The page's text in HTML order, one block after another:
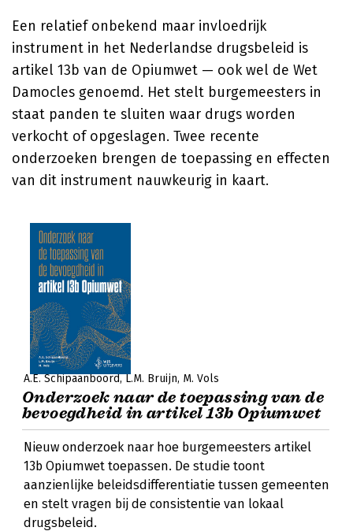
Een relatief onbekend maar invloedrijk
instrument in het Nederlandse drugsbeleid is
artikel 13b van de Opiumwet — ook wel de Wet
Damocles genoemd. Het stelt burgemeesters in
staat panden te sluiten waar drugs worden
verkocht of opgeslagen. Twee recente
onderzoeken brengen de toepassing en effecten
van dit instrument nauwkeurig in kaart.
A.E. Schipaanboord L.M. Bruijn M. Vols
Onderzoek naar de toepassing van de
bevoegdheid in artikel 13b Opiumwet
Nieuw onderzoek naar hoe burgemeesters artikel
13b Opiumwet toepassen. De studie toont
aanzienlijke beleidsdifferentiatie tussen gemeenten
en stelt vragen bij de consistentie van lokaal
drugsbeleid.